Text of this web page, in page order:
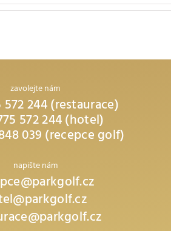
zavolejte nám
572 244 (restaurace)
572 244 (hotel)
039 (recepce golf)
napište nám